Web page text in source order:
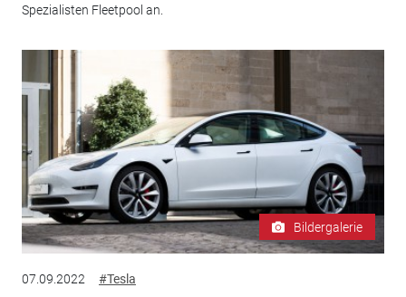
Spezialisten Fleetpool an.
Bildergalerie
07.09.2022 #Tesla